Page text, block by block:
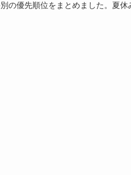
の優先順位をまとめました。夏